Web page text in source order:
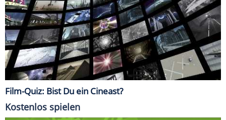
Film-Quiz: Bist Du ein Cineast?
Kostenlos spielen